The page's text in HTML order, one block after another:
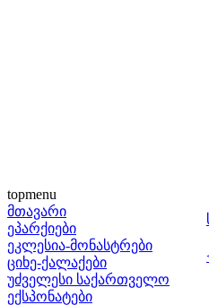
topmenu
მთავარი
ეპარქიები
ეკლესია-მონასტრები
ციხე-ქალაქები
უძველესი საქართველო
ექსპონატები